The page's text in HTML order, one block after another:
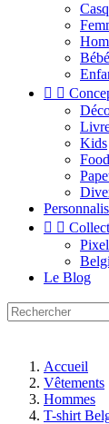
 
Kids
Food
 
Le Blog
Accueil
Vêtements
Hommes
T-shirt